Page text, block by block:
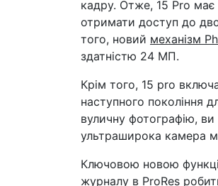
кадру. Отже, 15 Pro
отримати доступ до
того, новий механізм
здатністю 24 МП.
Крім того, 15 pro
наступного покоління
вуличну фотографію,
ультраширока камера
Ключовою новою
журналу в ProRes